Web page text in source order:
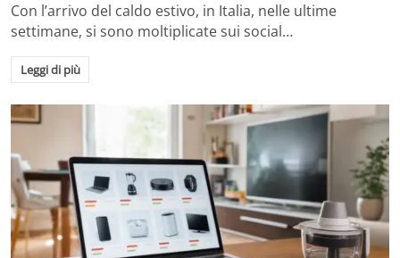
Con l’arrivo del caldo estivo, in Italia, nelle ultime
settimane, si sono moltiplicate sui social…
Leggi di più